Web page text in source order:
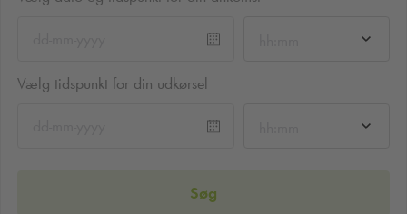
Vælg tidspunkt for din udkørsel
Søg